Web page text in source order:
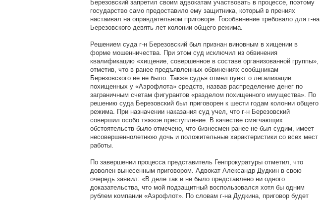
Березовский запретил своим адвокатам участвовать в процессе, поэтому
государство само предоставило ему защитника, который в прениях
настаивал на оправдательном приговоре. Гособвинение требовало для г-на
Березовского девять лет колонии общего режима.
Решением суда г-н Березовский был признан виновным в хищении в
форме мошенничества. При этом суд исключил из обвинения
квалификацию «хищение, совершенное в составе организованной группы»,
отметив, что в ранее предъявленных обвинениях сообщникам
Березовского ее не было. Также судья отмел пункт о легализации
похищенных у «Аэрофлота» средств, назвав распределение денег по
заграничным счетам фигурантов «разделом похищенного имущества». По
решению суда Березовский был приговорен к шести годам колонии общего
режима. При назначении наказания суд учел, что г-н Березовский
совершил особо тяжкое преступление. В качестве смягчающих
обстоятельств было отмечено, что бизнесмен ранее не был судим, имеет
несовершеннолетнюю дочь и положительные характеристики со всех мест
работы.
По завершении процесса представитель Генпрокуратуры отметил, что
доволен вынесенным приговором. Адвокат Александр Дудкин в свою
очередь заявил: «В деле так и не было представлено ни одного
доказательства, что мой подзащитный воспользовался хотя бы одним
рублем компании «Аэрофлот». По словам г-на Дудкина, приговор будет